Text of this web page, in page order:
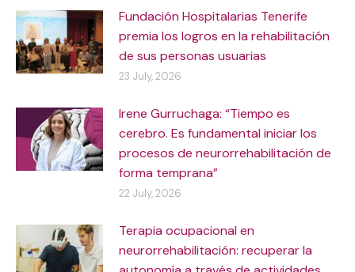
Fundación Hospitalarias Tenerife
premia los logros en la rehabilitación
de sus personas usuarias
23 July, 2026
Irene Gurruchaga: “Tiempo es
cerebro. Es fundamental iniciar los
procesos de neurorrehabilitación de
forma temprana”
22 July, 2026
Terapia ocupacional en
neurorrehabilitación: recuperar la